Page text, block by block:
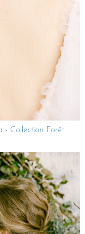
- Collection Forêt